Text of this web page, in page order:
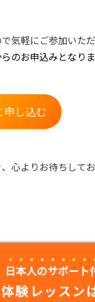
気軽にご参加いただ
のお申込みとなりま
申し込む
心よりお待ちして
日本人のサポート
験レッスン